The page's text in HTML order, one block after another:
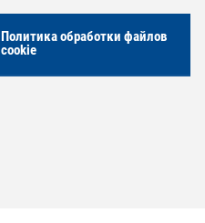
Политика обработки файлов
cookie